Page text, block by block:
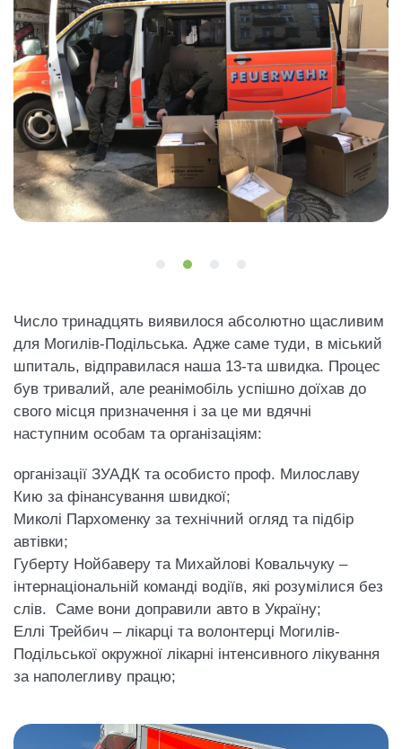
Число тринадцять виявилося абсолютно щасливим
для Могилів-Подільська. Адже саме туди, в міський
шпиталь, відправилася наша 13-та швидка. Процес
був тривалий, але реанімобіль успішно доїхав до
свого місця призначення і за це ми вдячні
наступним особам та організаціям:
організації ЗУАДК та особисто проф. Милославу
Кию за фінансування швидкої;
Миколі Пархоменку за технічний огляд та підбір
автівки;
Губерту Нойбаверу та Михайлові Ковальчуку –
інтернаціональній команді водіїв, які розумілися без
слів. Саме вони доправили авто в Україну;
Еллі Трейбич – лікарці та волонтерці Могилів-
Подільської окружної лікарні інтенсивного лікування
за наполегливу працю;